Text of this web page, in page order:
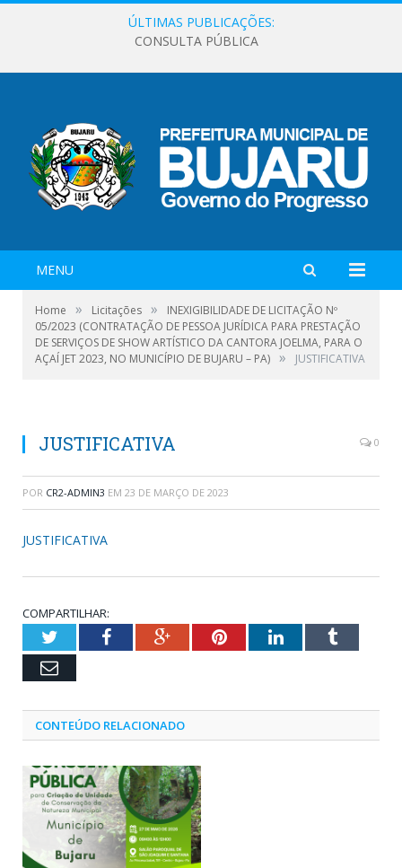
ÚLTIMAS PUBLICAÇÕES:
CONSULTA PÚBLICA
MENU
Home » Licitações »
INEXIGIBILIDADE DE LICITAÇÃO Nº
05/2023 (CONTRATAÇÃO DE PESSOA JURÍDICA PARA PRESTAÇÃO
DE SERVIÇOS DE SHOW ARTÍSTICO DA CANTORA JOELMA, PARA O
AÇAÍ JET 2023, NO MUNICÍPIO DE BUJARU – PA) » JUSTIFICATIVA
JUSTIFICATIVA 0
POR CR2-ADMIN3 EM 23 DE MARÇO DE 2023
JUSTIFICATIVA
COMPARTILHAR:
TwitterFacebookGoogle+PinterestLinkedInTumblr
Email
CONTEÚDO RELACIONADO